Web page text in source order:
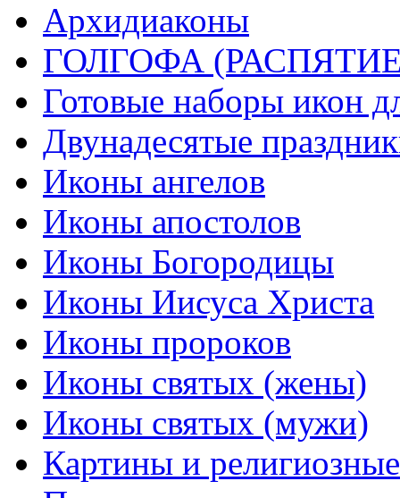
Архидиаконы
ГОЛГОФА
Готовые наборы икон
Двунадесятые
Иконы ангелов
Иконы апостолов
Иконы Богородицы
Иконы Иисуса Христа
Иконы пророков
Иконы святых (жены)
Иконы святых (мужи)
Картины и